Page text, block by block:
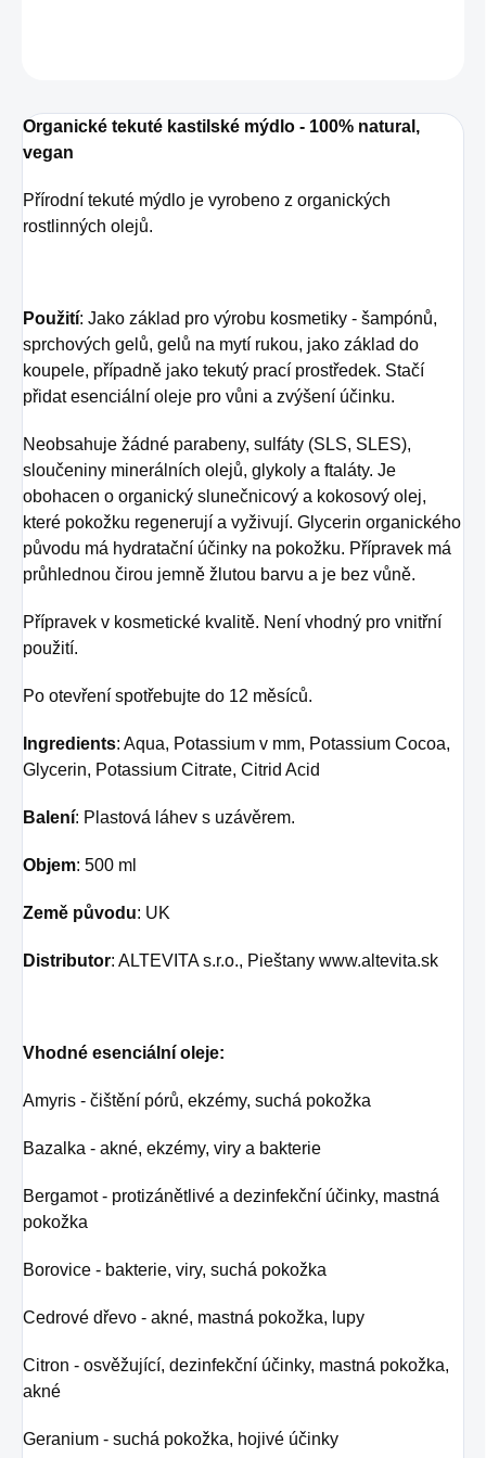
Organické tekuté kastilské mýdlo - 100% natural,
vegan
Přírodní tekuté mýdlo je vyrobeno z organických
rostlinných olejů.
Použití: Jako základ pro výrobu kosmetiky - šampónů,
sprchových gelů, gelů na mytí rukou, jako základ do
koupele, případně jako tekutý prací prostředek. Stačí
přidat esenciální oleje pro vůni a zvýšení účinku.
Neobsahuje žádné parabeny, sulfáty (SLS, SLES),
sloučeniny minerálních olejů, glykoly a ftaláty. Je
obohacen o organický slunečnicový a kokosový olej,
které pokožku regenerují a vyživují. Glycerin organického
původu má hydratační účinky na pokožku. Přípravek má
průhlednou čirou jemně žlutou barvu a je bez vůně.
Přípravek v kosmetické kvalitě. Není vhodný pro vnitřní
použití.
Po otevření spotřebujte do 12 měsíců.
Ingredients: Aqua, Potassium v ​​mm, Potassium Cocoa,
Glycerin, Potassium Citrate, Citrid Acid
Balení: Plastová láhev s uzávěrem.
Objem: 500 ml
Země původu: UK
Distributor: ALTEVITA s.r.o., Pieštany www.altevita.sk
Vhodné esenciální oleje:
Amyris - čištění pórů, ekzémy, suchá pokožka
Bazalka - akné, ekzémy, viry a bakterie
Bergamot - protizánětlivé a dezinfekční účinky, mastná
pokožka
Borovice - bakterie, viry, suchá pokožka
Cedrové dřevo - akné, mastná pokožka, lupy
Citron - osvěžující, dezinfekční účinky, mastná pokožka,
akné
Geranium - suchá pokožka, hojivé účinky